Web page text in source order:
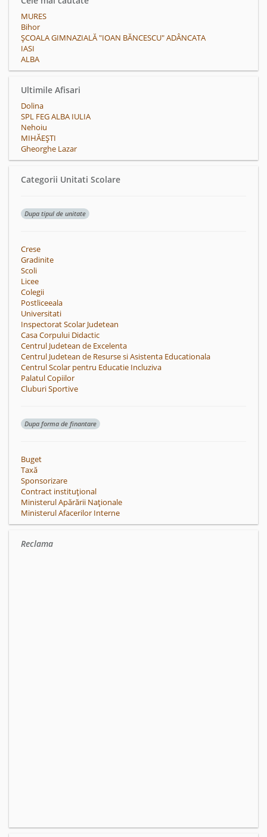
MURES
Bihor
ȘCOALA GIMNAZIALĂ "IOAN BĂNCESCU" ADÂNCATA
IASI
ALBA
Ultimile Afisari
Dolina
SPL FEG ALBA IULIA
Nehoiu
MIHĂEŞTI
Gheorghe Lazar
Categorii Unitati Scolare
Dupa tipul de unitate
Crese
Gradinite
Scoli
Licee
Colegii
Postliceeala
Universitati
Inspectorat Scolar Judetean
Casa Corpului Didactic
Centrul Judetean de Excelenta
Centrul Judetean de Resurse si Asistenta Educationala
Centrul Scolar pentru Educatie Incluziva
Palatul Copiilor
Cluburi Sportive
Dupa forma de finantare
Buget
Taxă
Sponsorizare
Contract instituțional
Ministerul Apărării Naționale
Ministerul Afacerilor Interne
Reclama